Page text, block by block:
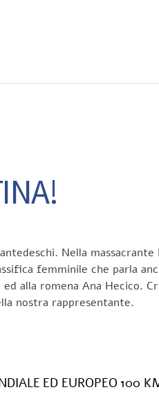
Nella
femminile che parla
alla romena Ana Hecico.
nostra rappresentante.
ED EUROPEO 100